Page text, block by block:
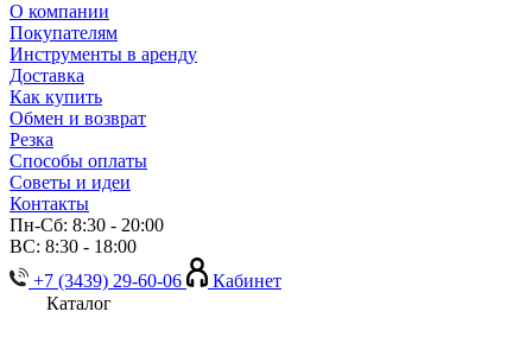
О компании
Покупателям
Инструменты в аренду
Доставка
Как купить
Обмен и возврат
Резка
Способы оплаты
Советы и идеи
Контакты
Пн-Сб: 8:30 - 20:00
ВС: 8:30 - 18:00
+7 (3439) 29-60-06
Кабинет
Каталог